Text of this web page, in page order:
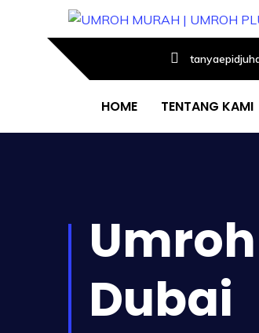
HOME TENTANG KAMI
Dubai